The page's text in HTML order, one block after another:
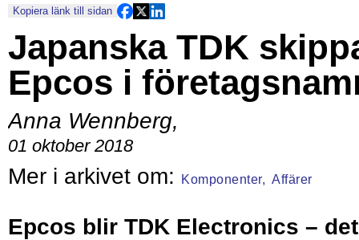
Kopiera länk till sidan
Japanska TDK
Epcos i
Anna Wennberg,
01 oktober 2018
Komponenter, Affärer
Epcos blir TDK Electronics – det